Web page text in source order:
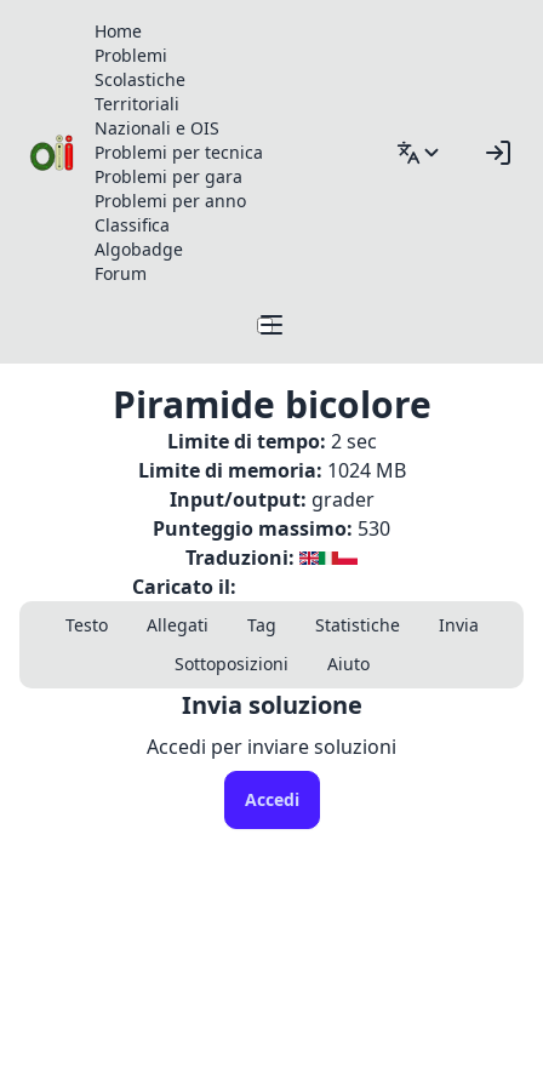
Home
Problemi
Scolastiche
Territoriali
Nazionali e OIS
Problemi per tecnica
Problemi per gara
Problemi per anno
Classifica
Algobadge
Forum
Piramide bicolore
Limite di tempo: 2 sec
Limite di memoria: 1024 MB
Input/output: grader
Punteggio massimo: 530
Traduzioni:
Caricato il:
Testo Allegati Tag Statistiche
Invia
Sottoposizioni
Aiuto
Invia soluzione
Accedi per inviare soluzioni
Accedi